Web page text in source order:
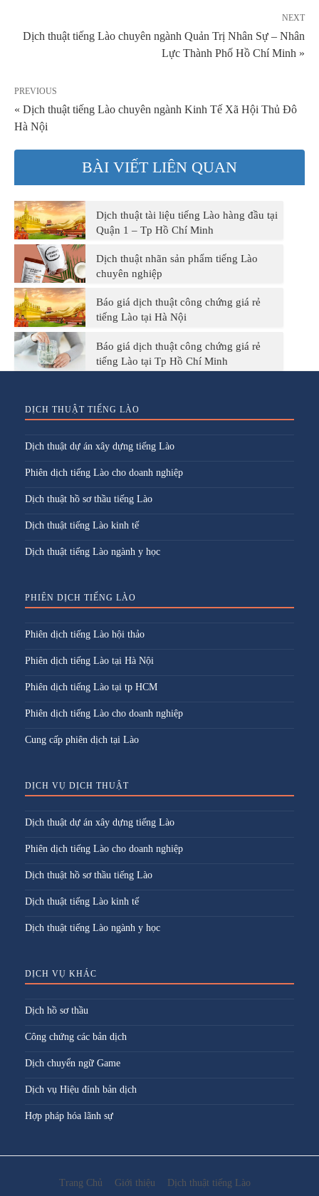
NEXT
Dịch thuật tiếng Lào chuyên ngành Quản Trị Nhân Sự – Nhân
Lực Thành Phố Hồ Chí Minh »
PREVIOUS
« Dịch thuật tiếng Lào chuyên ngành Kinh Tế Xã Hội Thủ Đô
Hà Nội
BÀI VIẾT LIÊN QUAN
Dịch thuật tài liệu tiếng Lào hàng đầu tại
Quận 1 – Tp Hồ Chí Minh
Dịch thuật nhãn sản phẩm tiếng Lào
chuyên nghiệp
Báo giá dịch thuật công chứng giá rẻ
tiếng Lào tại Hà Nội
Báo giá dịch thuật công chứng giá rẻ
tiếng Lào tại Tp Hồ Chí Minh
DỊCH THUẬT TIẾNG LÀO
Dịch thuật dự án xây dựng tiếng Lào
Phiên dịch tiếng Lào cho doanh nghiệp
Dịch thuật hồ sơ thầu tiếng Lào
Dịch thuật tiếng Lào kinh tế
Dịch thuật tiếng Lào ngành y học
PHIÊN DỊCH TIẾNG LÀO
Phiên dịch tiếng Lào hội thảo
Phiên dịch tiếng Lào tại Hà Nội
Phiên dịch tiếng Lào tại tp HCM
Phiên dịch tiếng Lào cho doanh nghiệp
Cung cấp phiên dịch tại Lào
DỊCH VỤ DỊCH THUẬT
Dịch thuật dự án xây dựng tiếng Lào
Phiên dịch tiếng Lào cho doanh nghiệp
Dịch thuật hồ sơ thầu tiếng Lào
Dịch thuật tiếng Lào kinh tế
Dịch thuật tiếng Lào ngành y học
DỊCH VỤ KHÁC
Dịch hồ sơ thầu
Công chứng các bản dịch
Dịch chuyển ngữ Game
Dịch vụ Hiệu đính bản dịch
Hợp pháp hóa lãnh sự
Trang Chủ Giới thiệu Dịch thuật tiếng Lào